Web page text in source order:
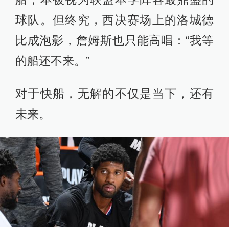
球队。但终究，西决赛场上的洛城德
比成泡影，詹姆斯也只能高唱：“我等
的船还不来。”
对于快船，无解的不仅是当下，还有
未来。